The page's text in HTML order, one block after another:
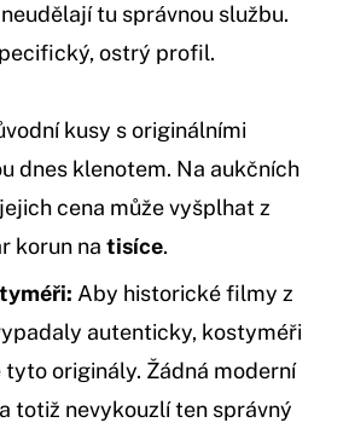
tu správnou službu.
ostrý profil.
kusy s originálními
dnes klenotem. Na aukčních
cena může vyšplhat z
korun na tisíce.
Aby historické filmy z
autenticky, kostyméři
tyto originály. Žádná moderní
totiž nevykouzlí ten správný